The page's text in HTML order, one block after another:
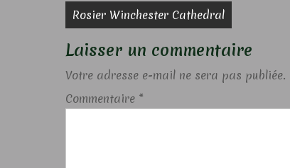
Navigation
de
l’article
Rosier Winchester Cathedral
Laisser un commentaire
Votre adresse e-mail ne sera pas publiée.
Commentaire *